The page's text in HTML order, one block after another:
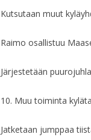
Kutsutaan muut
Raimo osallistuu
Järjestetään
10. Muu toiminta
Jatketaan jumppaa